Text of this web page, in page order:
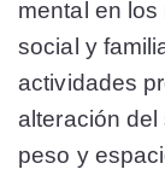
mental en
social y
actividades
alteración
peso y